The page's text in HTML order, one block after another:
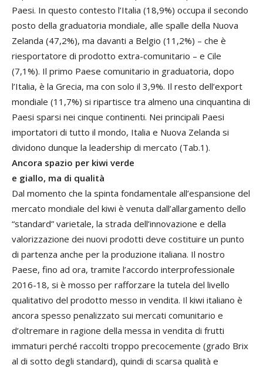
Paesi. In questo contesto l’Italia (18,9%) occupa il secondo
posto della graduatoria mondiale, alle spalle della Nuova
Zelanda (47,2%), ma davanti a Belgio (11,2%) – che è
riesportatore di prodotto extra-comunitario – e Cile
(7,1%). Il primo Paese comunitario in graduatoria, dopo
l’Italia, è la Grecia, ma con solo il 3,9%. Il resto dell’export
mondiale (11,7%) si ripartisce tra almeno una cinquantina di
Paesi sparsi nei cinque continenti. Nei principali Paesi
importatori di tutto il mondo, Italia e Nuova Zelanda si
dividono dunque la leadership di mercato (Tab.1).
Ancora spazio per kiwi verde
e giallo, ma di qualità
Dal momento che la spinta fondamentale all’espansione del
mercato mondiale del kiwi è venuta dall’allargamento dello
“standard” varietale, la strada dell’innovazione e della
valorizzazione dei nuovi prodotti deve costituire un punto
di partenza anche per la produzione italiana. Il nostro
Paese, fino ad ora, tramite l’accordo interprofessionale
2016-18, si è mosso per rafforzare la tutela del livello
qualitativo del prodotto messo in vendita. Il kiwi italiano è
ancora spesso penalizzato sui mercati comunitario e
d’oltremare in ragione della messa in vendita di frutti
immaturi perché raccolti troppo precocemente (grado Brix
al di sotto degli standard), quindi di scarsa qualità e